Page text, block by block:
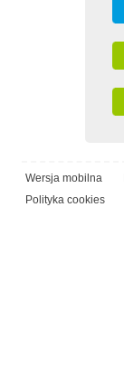
Wersja mobilna
Polityka cookies